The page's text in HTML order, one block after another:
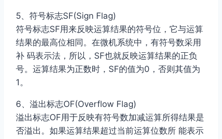
5、符号标志SF(Sign Flag)
符号标志SF用来反映运算结果的符号位，它与运算
结果的最高位相同。在微机系统中，有符号数采用
补 码表示法，所以，SF也就反映运算结果的正负
号。运算结果为正数时，SF的值为0，否则其值为
1。
6、溢出标志OF(Overflow Flag)
溢出标志OF用于反映有符号数加减运算所得结果是
否溢出。如果运算结果超过当前运算位数所 能表示